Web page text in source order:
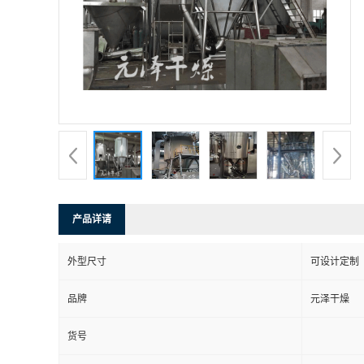
产品详请
外型尺寸 可设计定制
品牌 元泽干燥
货号